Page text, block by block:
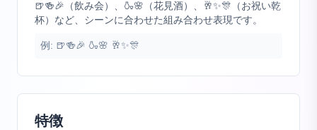
🍺🍻🎉（飲み会）、🍶🌸（花見酒）、🥂✨🎊（お祝い乾
杯）など、シーンに合わせた組み合わせ表現です。
例: 🍺🍻🎉 🍶🌸 🥂✨🎊
特徴